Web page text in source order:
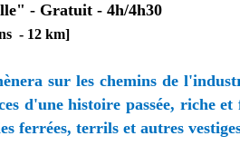
- Gratuit - 4h/4h30
- 12 km]
sur les chemins de
d'une histoire passée, riche
ferrées, terrils et autres